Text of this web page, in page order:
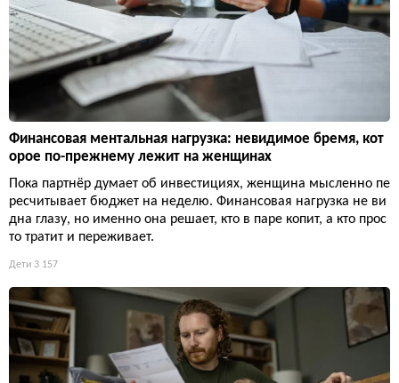
Финансовая ментальная нагрузка: невидимое бремя, кот
орое по-прежнему лежит на женщинах
Пока партнёр думает об инвестициях, женщина мысленно пе
ресчитывает бюджет на неделю. Финансовая нагрузка не ви
дна глазу, но именно она решает, кто в паре копит, а кто прос
то тратит и переживает.
Дети 3 157